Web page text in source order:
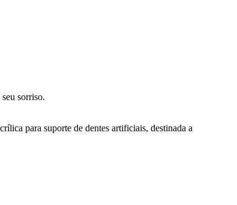
sorriso.
para suporte de dentes artificiais, destinada a